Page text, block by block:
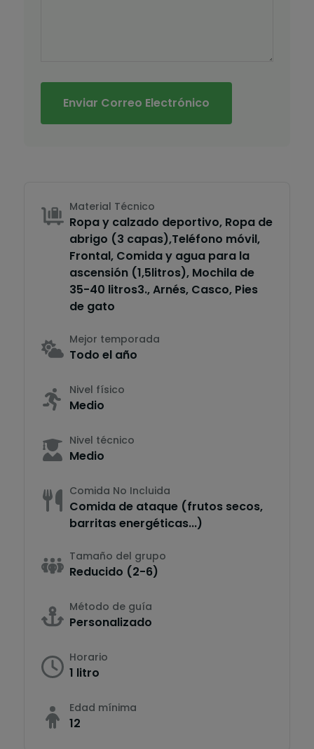
Enviar Correo Electrónico
Material Técnico
Ropa y calzado deportivo, Ropa de
abrigo (3 capas),Teléfono móvil,
Frontal, Comida y agua para la
ascensión (1,5litros), Mochila de
35-40 litros3., Arnés, Casco, Pies
de gato
Mejor temporada
Todo el año
Nivel físico
Medio
Nivel técnico
Medio
Comida No Incluida
Comida de ataque (frutos secos,
barritas energéticas...)
Tamaño del grupo
Reducido (2-6)
Método de guía
Personalizado
Horario
1 litro
Edad mínima
12